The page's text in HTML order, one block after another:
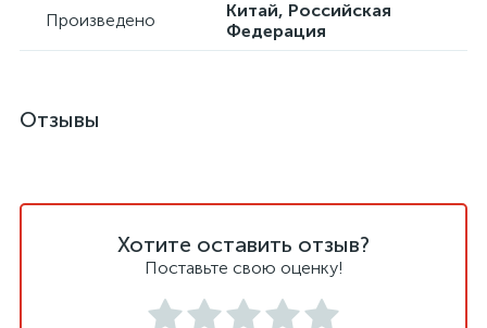
Произведено
Китай, Российская
Федерация
Отзывы
Хотите оставить отзыв?
Поставьте свою оценку!